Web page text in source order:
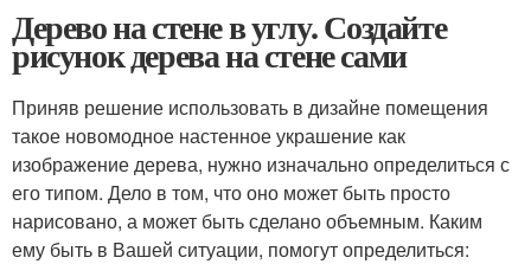
Дерево на стене в углу. Создайте
рисунок дерева на стене сами
Приняв решение использовать в дизайне помещения
такое новомодное настенное украшение как
изображение дерева, нужно изначально определиться с
его типом. Дело в том, что оно может быть просто
нарисовано, а может быть сделано объемным. Каким
ему быть в Вашей ситуации, помогут определиться: